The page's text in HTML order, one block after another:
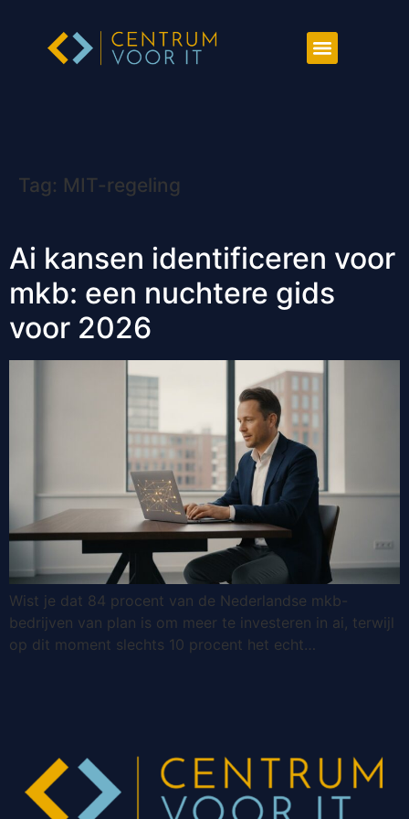
Tag: MIT-regeling
Ai kansen identificeren voor
mkb: een nuchtere gids
voor 2026
Wist je dat 84 procent van de Nederlandse mkb-
bedrijven van plan is om meer te investeren in ai, terwijl
op dit moment slechts 10 procent het echt…